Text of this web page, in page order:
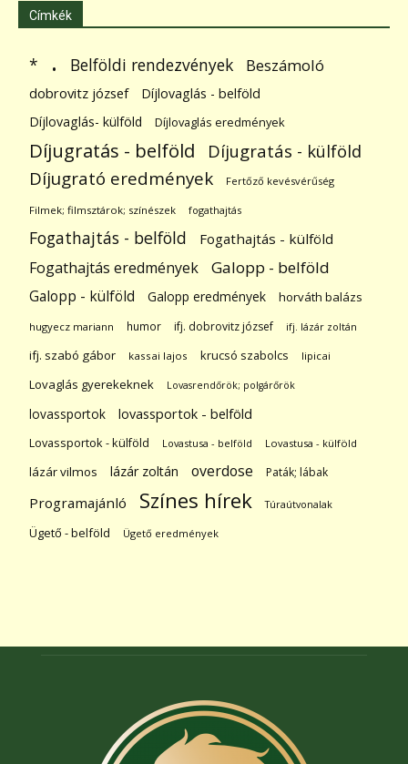
Címkék
* . Belföldi rendezvények Beszámoló
dobrovitz józsef
Díjlovaglás - belföld
Díjlovaglás- külföld
Díjlovaglás eredmények
Díjugratás - belföld Díjugratás - külföld
Díjugrató eredmények Fertőző kevésvérűség
Filmek; filmsztárok; színészek fogathajtás
Fogathajtás - belföld Fogathajtás - külföld
Fogathajtás eredmények Galopp - belföld
Galopp - külföld Galopp eredmények horváth balázs
hugyecz mariann humor ifj. dobrovitz józsef ifj. lázár zoltán
ifj. szabó gábor kassai lajos krucsó szabolcs lipicai
Lovaglás gyerekeknek Lovasrendőrök; polgárőrök
lovassportok lovassportok - belföld
Lovassportok - külföld Lovastusa - belföld Lovastusa - külföld
lázár vilmos lázár zoltán overdose Paták; lábak
Programajánló Színes hírek Túraútvonalak
Ügető - belföld Ügető eredmények